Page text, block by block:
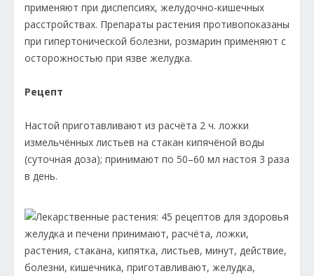
применяют при диспепсиях, желудочно-кишечных
расстройствах. Препараты растения противопоказаны
при гипертонической болезни, розмарин применяют с
осторожностью при язве желудка.
Рецепт
Настой приготавливают из расчёта 2 ч. ложки
измельчённых листьев на стакан кипячёной воды
(суточная доза); принимают по 50–60 мл настоя 3 раза
в день.